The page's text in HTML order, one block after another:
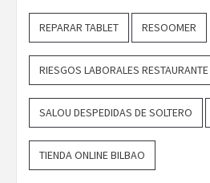
REPARAR TABLET RESOOMER
RIESGOS LABORALES RESTAURANTE
SALOU DESPEDIDAS DE SOLTERO
TIENDA ONLINE BILBAO